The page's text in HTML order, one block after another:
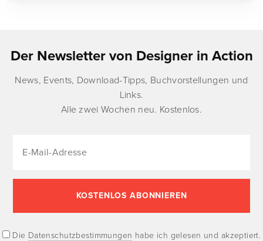
Der Newsletter von Designer in Action
News, Events, Download-Tipps, Buchvorstellungen und
Links.
Alle zwei Wochen neu. Kostenlos.
Die Datenschutzbestimmungen habe ich gelesen und akzeptiert.